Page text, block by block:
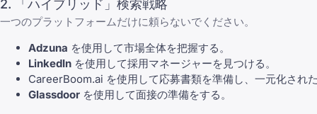
2. 「ハイブリッド」検索戦略
一つのプラットフォームだけに頼らないでください。
Adzuna を使用して市場全体を把握する。
LinkedIn を使用して採用マネージャーを見つける。
CareerBoom.ai を使用して応募書類を準備し、一元化され
Glassdoor を使用して面接の準備をする。